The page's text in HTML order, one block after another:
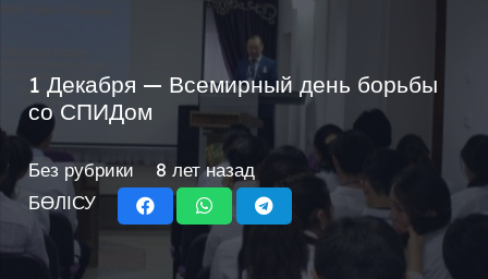
1 Декабря — Всемирный день борьбы
со СПИДом
Без рубрики
8 лет назад
БӨЛІСУ